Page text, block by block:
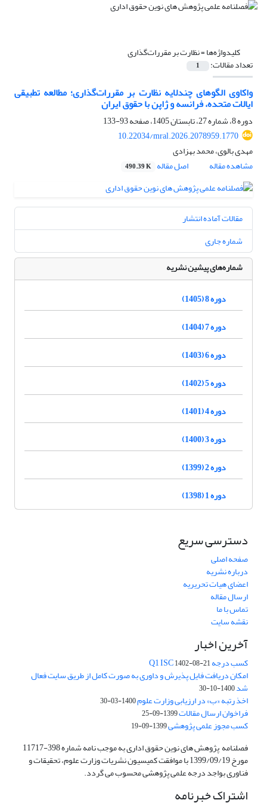
کلیدواژه‌ها =نظارت بر مقررات‌گذاری
تعداد مقالات: 1
واکاوی الگوهای چندلایه نظارت بر مقررات‌گذاری؛ مطالعه تطبیقی
ایالات متحده، فرانسه و ژاپن با حقوق ایران
دوره 8، شماره 27، تابستان 1405، صفحه
93-133
10.22034/mral.2026.2078959.1770
مهدی بالوی، محمد بهزادی
مشاهده مقاله
اصل مقاله 490.39 K
مقالات آماده انتشار
شماره جاری
شماره‌های پیشین نشریه
دوره 8 (1405)
دوره 7 (1404)
دوره 6 (1403)
دوره 5 (1402)
دوره 4 (1401)
دوره 3 (1400)
دوره 2 (1399)
دوره 1 (1398)
دسترسی سریع
صفحه اصلی
درباره نشریه
اعضای هیات تحریریه
ارسال مقاله
تماس با ما
نقشه سایت
آخرین اخبار
کسب درجه Q1 ISC1402-08-21
امکان دریافت فایل پذیرش و داوری به صورت کامل از طریق سایت فعال
شد1400-10-30
اخذ رتبه «ب» در ارزیابی وزارت علوم1400-03-30
فراخوان ارسال مقالات1399-09-25
کسب مجوز علمی پژوهشی1399-09-19
فصلنامه پژوهش های نوین حقوق اداری به موجب نامه شماره 398-11717
مورخ 1399/09/19 با موافقت کمیسیون نشریات وزارت علوم، تحقیقات و
فناوری بواجد درجه علمی پژوهشی محسوب می گردد.
اشتراک خبرنامه